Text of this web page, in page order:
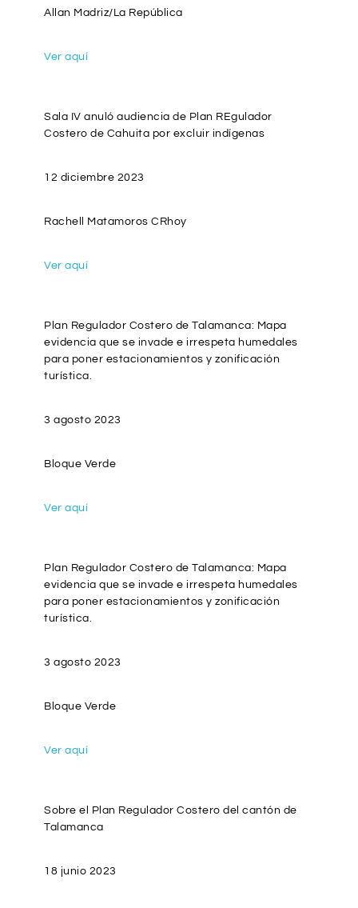
Allan Madriz/La República
Ver aquí
Sala IV anuló audiencia de Plan REgulador
Costero de Cahuita por excluir indígenas
12 diciembre 2023
Rachell Matamoros CRhoy
Ver aquí
Plan Regulador Costero de Talamanca: Mapa
evidencia que se invade e irrespeta humedales
para poner estacionamientos y zonificación
turística.
3 agosto 2023
Bloque Verde
Ver aquí
Plan Regulador Costero de Talamanca: Mapa
evidencia que se invade e irrespeta humedales
para poner estacionamientos y zonificación
turística.
3 agosto 2023
Bloque Verde
Ver aquí
Sobre el Plan Regulador Costero del cantón de
Talamanca
18 junio 2023